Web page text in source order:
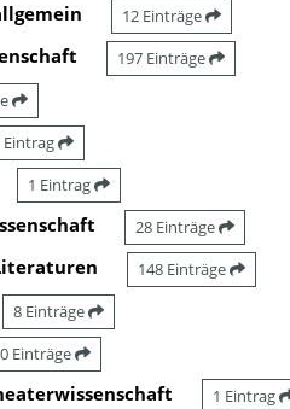
12 Einträge
197 Einträge
Eintrag
1 Eintrag
28 Einträge
148 Einträge
8 Einträge
Einträge
1 Eintrag